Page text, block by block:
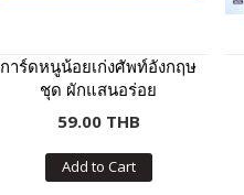
การ์ดหนูน้อยเก่งศัพท์อังกฤษ
ชุด ผักแสนอร่อย
59.00 THB
Add to Cart